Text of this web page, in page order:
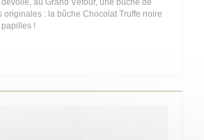
au Grand Véfour, une bûche de
originales : la bûche Chocolat Truffe noire
!